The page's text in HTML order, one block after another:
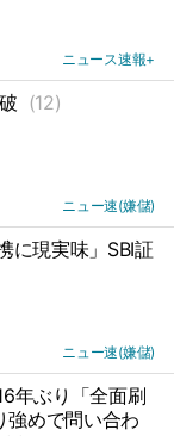
ニュース速報+
(12)
ニュー速(嫌儲)
に現実味」SBI証
ニュー速(嫌儲)
年ぶり「全面刷
強めで問い合わ